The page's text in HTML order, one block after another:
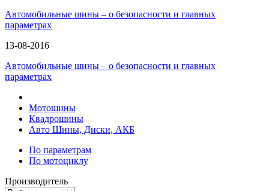
Автомобильные шины – о безопасности и главных
параметрах
13-08-2016
Автомобильные шины – о безопасности и главных
параметрах
Мотошины
Квадрошины
Авто Шины, Диски, АКБ
По параметрам
По мотоциклу
Производитель